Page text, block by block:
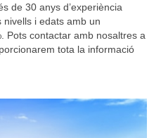
de 30 anys d’experiència
i edats amb un
Pots contactar amb nosaltres a
tota la informació